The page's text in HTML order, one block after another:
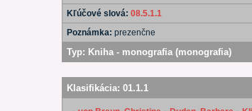
Kľúčové slová: 08.5.1.1
Poznámka: prezenčne
Typ: Kniha - monografia (monografia)
Klasifikácia: 01.1.1